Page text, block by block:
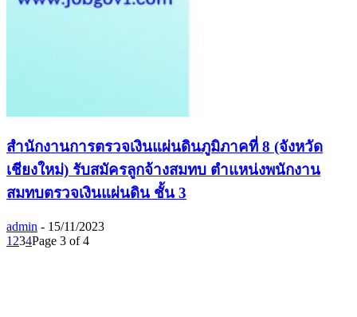
สำนักงานการตรวจเงินแผ่นดินภูมิภาคที่ 8 (จังหวัด
เชียงใหม่) รับสมัครลูกจ้างสมทบ ตำแหน่งพนักงาน
สมทบตรวจเงินแผ่นดิน ชั้น 3
admin - 15/11/2023
1 234Page 3 of 4